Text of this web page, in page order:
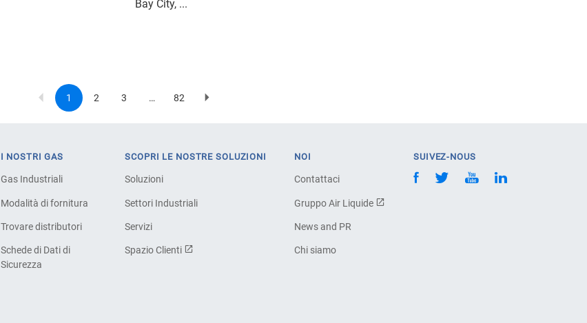
Bay City, ...
Current
page
1 Page
2 Page
3 …
Last
82
Next
I NOSTRI GAS
Gas Industriali
Modalità di fornitura
Trovare distributori
Schede di Dati di
Sicurezza
SCOPRI LE NOSTRE SOLUZIONI
Soluzioni
Settori Industriali
Servizi
Spazio Clienti
NOI
Contattaci
Gruppo Air Liquide
News and PR
Chi siamo
SUIVEZ-NOUS